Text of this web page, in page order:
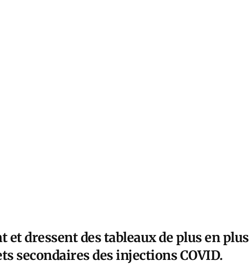
et dressent des tableaux de plus en plus
secondaires des injections COVID.